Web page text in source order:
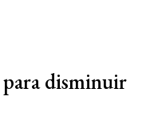
disminuir